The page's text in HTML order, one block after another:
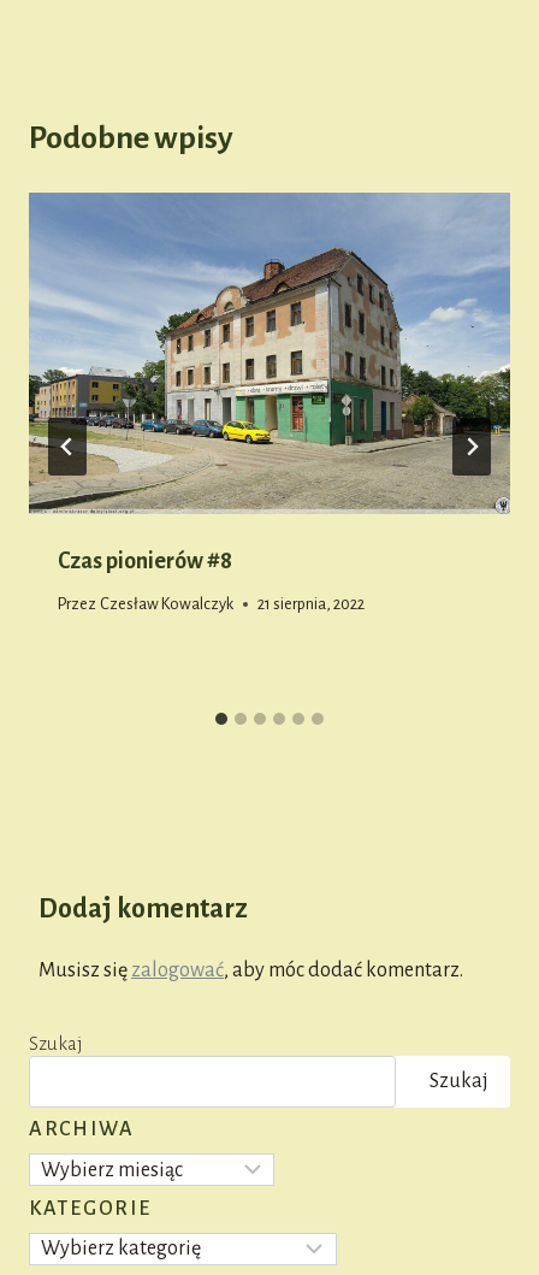
Podobne wpisy
Czas pionierów #8
Przez Czesław Kowalczyk 21 sierpnia, 2022
Dodaj komentarz
Musisz się zalogować, aby móc dodać komentarz.
Szukaj
Szukaj
ARCHIWA
Archiwa
KATEGORIE
Kategorie